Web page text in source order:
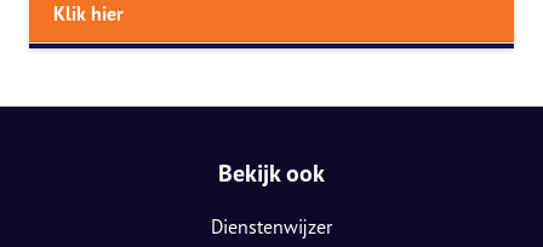
Klik hier
Bekijk ook
Dienstenwijzer